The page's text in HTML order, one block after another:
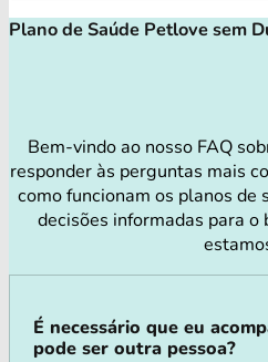
Plano de Saúde Petlove sem
Bem-vindo ao nosso FAQ
responder às perguntas mais
como funcionam os planos de
decisões informadas para
É necessário que eu
pode ser outra pessoa?